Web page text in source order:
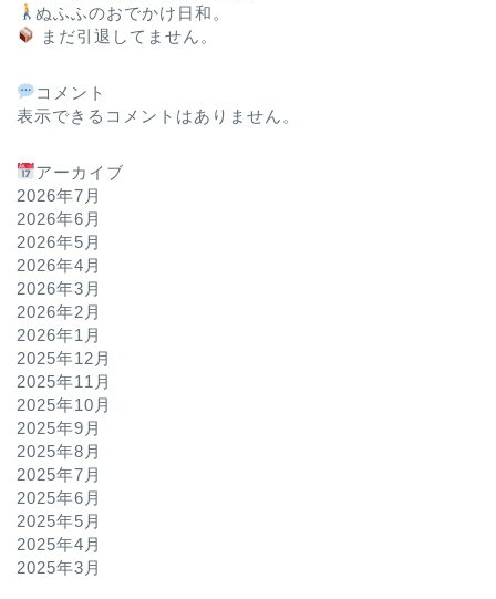
ぬふふのおでかけ日和。
まだ引退してません。
コメント
表示できるコメントはありません。
アーカイブ
2026年7月
2026年6月
2026年5月
2026年4月
2026年3月
2026年2月
2026年1月
2025年12月
2025年11月
2025年10月
2025年9月
2025年8月
2025年7月
2025年6月
2025年5月
2025年4月
2025年3月